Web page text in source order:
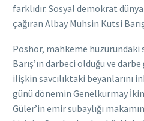
farklıdır. Sosyal demokrat
çağıran Albay Muhsin Kutsi
Poshor, mahkeme huzurundaki
Barış’ın darbeci olduğu ve
ilişkin savcılıktaki beyanlarını
günü dönemin Genelkurmay
Güler’in emir subaylığı